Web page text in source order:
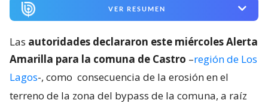
VER RESUMEN
Las autoridades declararon este miércoles Alerta
Amarilla para la comuna de Castro –región de Los
Lagos-, como consecuencia de la erosión en el
terreno de la zona del bypass de la comuna, a raíz